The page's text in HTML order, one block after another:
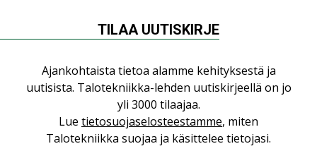
KOLUMNI
Sähköistäminen säästää euroja
KOLUMNI
TILAA UUTISKIRJE
Ajankohtaista tietoa alamme kehityksestä ja
uutisista. Talotekniikka-lehden uutiskirjeellä on jo
yli 3000 tilaajaa.
Lue tietosuojaselosteestamme, miten
Talotekniikka suojaa ja käsittelee tietojasi.